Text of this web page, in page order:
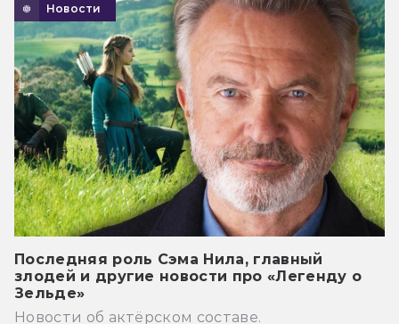
Новости
Последняя роль Сэма Нила, главный
злодей и другие новости про «Легенду о
Зельде»
Новости об актёрском составе.